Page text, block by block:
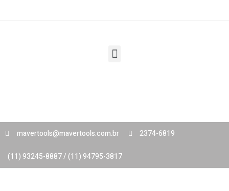
mavertools@mavertools.com.br 2374-6819
(11) 93245-8887 / (11) 94795-3817